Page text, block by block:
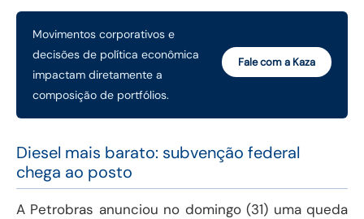
Movimentos corporativos e
decisões de política econômica
impactam diretamente a
composição de portfólios.
Fale com a Kaza
Diesel mais barato: subvenção federal
chega ao posto
A Petrobras anunciou no domingo (31) uma queda